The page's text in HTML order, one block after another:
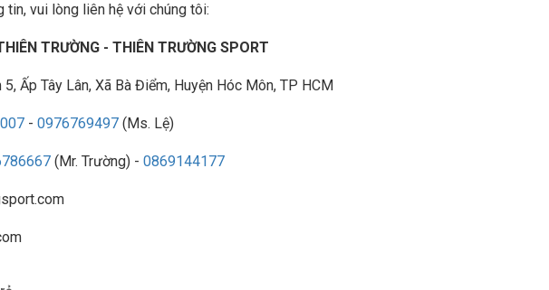
tin, vui lòng liên hệ với chúng tôi:
TRƯỜNG - THIÊN TRƯỜNG SPORT
Ấp Tây Lân, Xã Bà Điểm, Huyện Hóc Môn, TP HCM
- 0976769497 (Ms. Lệ)
(Mr. Trường) - 0869144177